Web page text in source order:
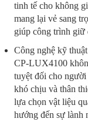
tinh tế cho không
mang lại vẻ sang
giúp công trình giữ
Công nghệ kỹ
CP-LUX4100
tuyệt đối cho người
khó chịu và thân
lựa chọn vật liệu
hướng đến sự lành